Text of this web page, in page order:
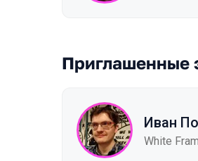
Приглашенные
Иван
White